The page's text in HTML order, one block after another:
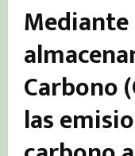
Carbono
las